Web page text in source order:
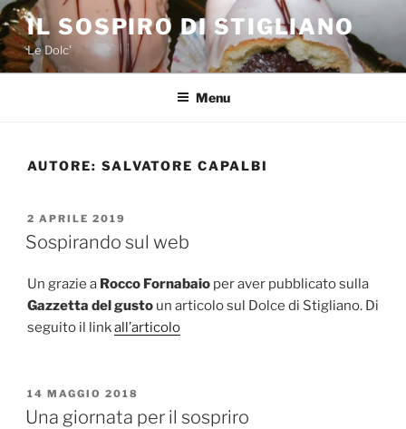
Salta
al
contenuto
IL SOSPIRO DI STIGLIANO
Le Dolc’
Menu
AUTORE: SALVATORE CAPALBI
PUBBLICATO
IL
2 APRILE 2019
Sospirando sul web
Un grazie a Rocco Fornabaio per aver pubblicato sulla
Gazzetta del gusto un articolo sul Dolce di Stigliano. Di
seguito il linkall’articolo
PUBBLICATO
IL
14 MAGGIO 2018
Una giornata per il sospriro